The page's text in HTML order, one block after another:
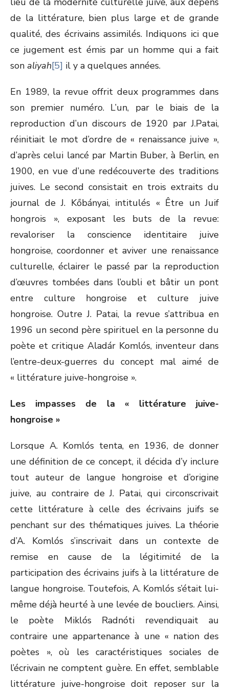
de la littérature, bien plus large et de grande
qualité, des écrivains assimilés. Indiquons ici que
ce jugement est émis par un homme qui a fait
son aliyah[5] il y a quelques années.
En 1989, la revue offrit deux programmes dans
son premier numéro. L’un, par le biais de la
reproduction d’un discours de 1920 par J.Patai,
réinitiait le mot d’ordre de « renaissance juive »,
d’après celui lancé par Martin Buber, à Berlin, en
1900, en vue d’une redécouverte des traditions
juives. Le second consistait en trois extraits du
journal de J. Kőbányai, intitulés « Être un Juif
hongrois », exposant les buts de la revue:
revaloriser la conscience identitaire juive
hongroise, coordonner et aviver une renaissance
culturelle, éclairer le passé par la reproduction
d’œuvres tombées dans l’oubli et bâtir un pont
entre culture hongroise et culture juive
hongroise. Outre J. Patai, la revue s’attribua en
1996 un second père spirituel en la personne du
poète et critique Aladár Komlós, inventeur dans
l’entre-deux-guerres du concept mal aimé de
« littérature juive-hongroise ».
Les impasses de la « littérature juive-
hongroise »
Lorsque A. Komlós tenta, en 1936, de donner
une définition de ce concept, il décida d’y inclure
tout auteur de langue hongroise et d’origine
juive, au contraire de J. Patai, qui circonscrivait
cette littérature à celle des écrivains juifs se
penchant sur des thématiques juives. La théorie
d’A. Komlós s’inscrivait dans un contexte de
remise en cause de la légitimité de la
participation des écrivains juifs à la littérature de
langue hongroise. Toutefois, A. Komlós s’était lui-
même déjà heurté à une levée de boucliers. Ainsi,
le poète Miklós Radnóti revendiquait au
contraire une appartenance à une « nation des
poètes », où les caractéristiques sociales de
l’écrivain ne comptent guère. En effet, semblable
littérature juive-hongroise doit reposer sur la